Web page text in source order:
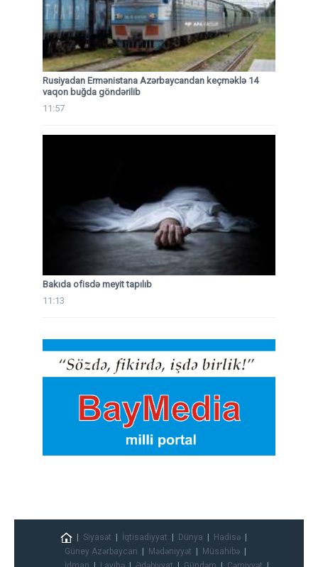
Rusiyadan Ermənistana Azərbaycandan keçməklə 14
vaqon buğda göndərilib
11:57
Bakıda ofisdə meyit tapılıb
11:13
Siyasət İqtisadiyyat Dünya
Hadisə
Güney Azərbaycan
Mədəniyyət
Müsahibə